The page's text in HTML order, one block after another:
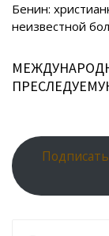
Бенин:
неизвестной